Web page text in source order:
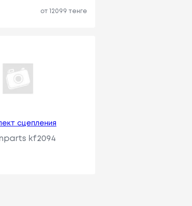
от 12099 тенге
сцепления
kf2094